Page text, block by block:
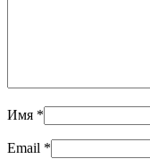
Имя *
Email *